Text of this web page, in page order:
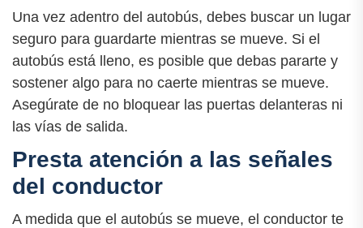
Una vez adentro del autobús, debes buscar un lugar
seguro para guardarte mientras se mueve. Si el
autobús está lleno, es posible que debas pararte y
sostener algo para no caerte mientras se mueve.
Asegúrate de no bloquear las puertas delanteras ni
las vías de salida.
Presta atención a las señales
del conductor
A medida que el autobús se mueve, el conductor te